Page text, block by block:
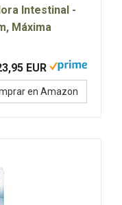
Intestinal -
Máxima
EUR
en Amazon